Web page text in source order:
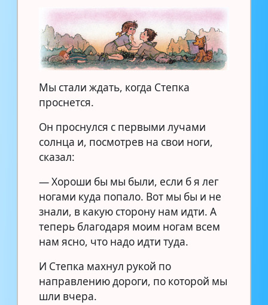
Мы стали ждать, когда Степка
проснется.
Он проснулся с первыми лучами
солнца и, посмотрев на свои ноги,
сказал:
— Хороши бы мы были, если б я лег
ногами куда попало. Вот мы бы и не
знали, в какую сторону нам идти. А
теперь благодаря моим ногам всем
нам ясно, что надо идти туда.
И Степка махнул рукой по
направлению дороги, по которой мы
шли вчера.